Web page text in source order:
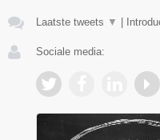
Laatste tweets ▼
Sociale media: